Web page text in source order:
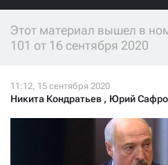
Этот материал вышел в
101 от 16 сентября 2020
Никита Кондратьев , Юрий
3000
500
Нажимая кнопку «Стать
условия и
СТАТЬ